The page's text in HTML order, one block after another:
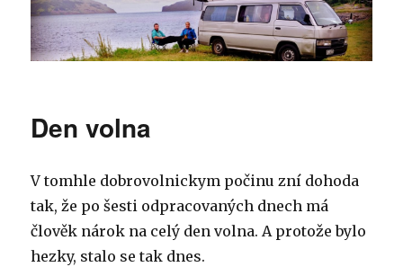
Den volna
V tomhle dobrovolnickym počinu zní dohoda
tak, že po šesti odpracovaných dnech má
člověk nárok na celý den volna. A protože bylo
hezky, stalo se tak dnes.